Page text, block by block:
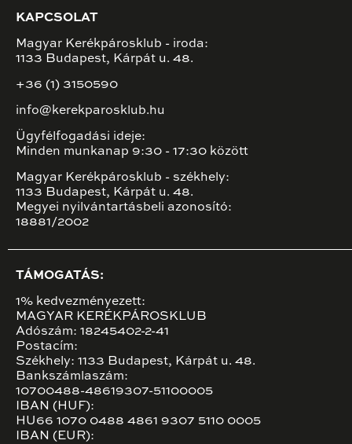
KAPCSOLAT
Magyar Kerékpárosklub - iroda:
1133 Budapest, Kárpát u. 48.
+36 (1) 3150590
info@kerekparosklub.hu
Ügyfélfogadási ideje:
Minden munkanap 9:30 - 17:30 között
Magyar Kerékpárosklub - székhely:
1133 Budapest, Kárpát u. 48.
Megyei nyilvántartásbeli azonosító:
18881/2002
TÁMOGATÁS:
1% kedvezményezett:
MAGYAR KERÉKPÁROSKLUB
Adószám: 18245402-2-41
Postacím:
Székhely: 1133 Budapest, Kárpát u. 48.
Bankszámlaszám:
10700488-48619307-51100005
IBAN (HUF):
HU66 1070 0488 4861 9307 5110 0005
IBAN (EUR):